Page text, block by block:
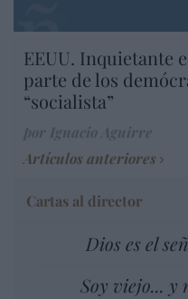
EEUU. Inquietante
parte de los
“socialista”
Artículos anteriores
Cartas al director
Dios es el
Soy viejo... y